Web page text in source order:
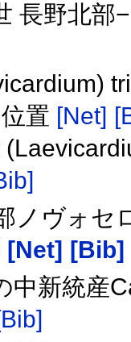
長野北
置 [Net]
ノヴォセ
[Net] [Bib]
中新統産